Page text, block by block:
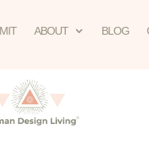
ABOUT BLOG